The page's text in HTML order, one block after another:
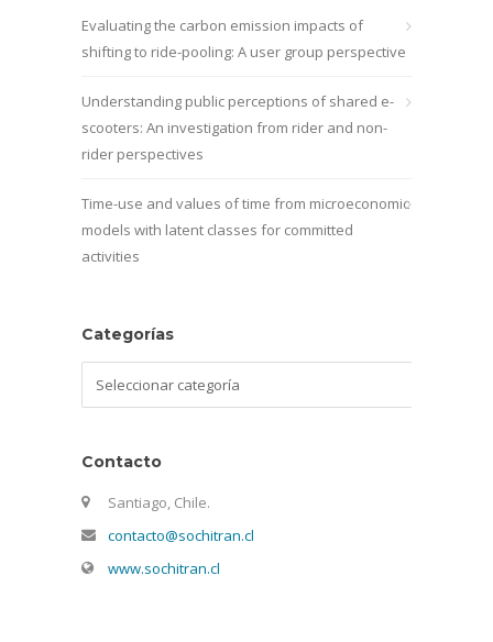
Evaluating the carbon emission impacts of
shifting to ride-pooling: A user group perspective
Understanding public perceptions of shared e-
scooters: An investigation from rider and non-
rider perspectives
Time-use and values of time from microeconomic
models with latent classes for committed
activities
Categorías
Contacto
Santiago, Chile.
contacto@sochitran.cl
www.sochitran.cl